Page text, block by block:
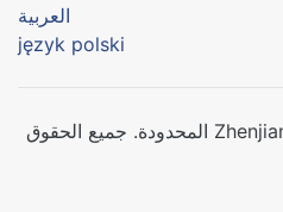
العربية
język polski
© 2026 شركة Zhenjiang Poworks المحدودة. جميع الحقوق